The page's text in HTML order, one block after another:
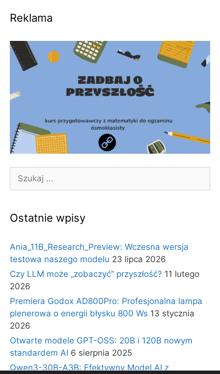
Reklama
Szukaj:
Ostatnie wpisy
Ania_11B_Research_Preview: Wczesna wersja
testowa naszego modelu 23 lipca 2026
Czy LLM może „zobaczyć” przyszłość? 11 lutego
2026
Premiera Godox AD800Pro: Profesjonalna lampa
plenerowa o energii błysku 800 Ws 13 stycznia
2026
Otwarte modele GPT-OSS: 20B i 120B nowym
standardem AI 6 sierpnia 2025
Qwen3-30B-A3B: Efektywny Model AI z